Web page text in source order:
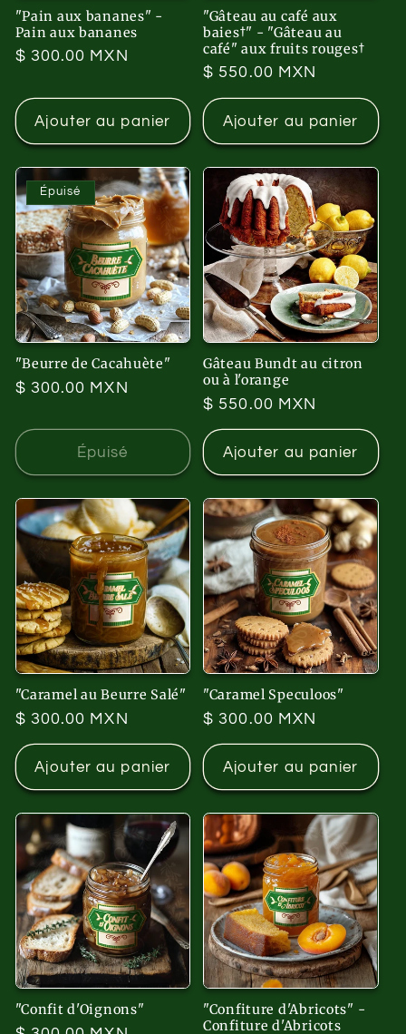
"Pain aux bananes" -
Pain aux bananes
Prix
$ 300.00 MXN
Ajouter au panier
"Gâteau au café aux
baies†" - "Gâteau au
café" aux fruits rouges†
Prix
habituel
$ 550.00 MXN
Ajouter au panier
Épuisé
"Beurre de Cacahuète"
Prix
$ 300.00 MXN
Épuisé
Gâteau Bundt au citron
ou à l'orange
Prix
habituel
$ 550.00 MXN
Ajouter au panier
"Caramel au Beurre Salé"
Prix
habituel
$ 300.00 MXN
Ajouter au panier
"Caramel Speculoos"
Prix
habituel
$ 300.00 MXN
Ajouter au panier
"Confit d'Oignons"
"Confiture d'Abricots" -
Confiture d'Abricots